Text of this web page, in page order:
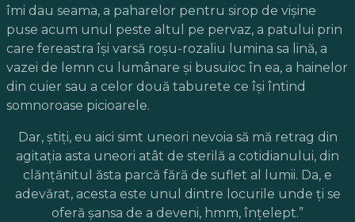
îmi dau seama, a paharelor pentru sirop de vişine
puse acum unul peste altul pe pervaz, a patului prin
care fereastra îşi varsă roşu-rozaliu lumina sa lină, a
vazei de lemn cu lumânare şi busuioc în ea, a hainelor
din cuier sau a celor două taburete ce îşi întind
somnoroase picioarele.
Dar, ştiţi, eu aici simt uneori nevoia să mă retrag din
agitaţia asta uneori atât de sterilă a cotidianului, din
clănţănitul ăsta parcă fără de suflet al lumii. Da, e
adevărat, acesta este unul dintre locurile unde ţi se
oferă şansa de a deveni, hmm, înţelept.”